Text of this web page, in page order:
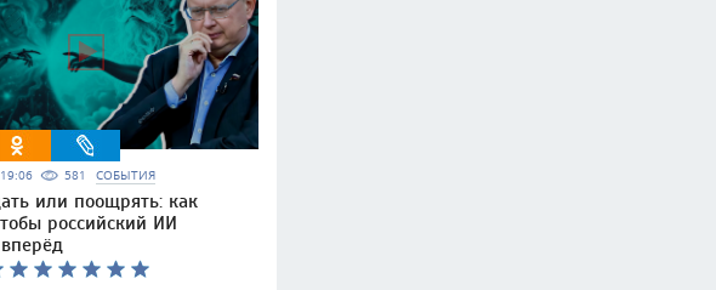
581 СОБЫТИЯ
или поощрять: как
российский ИИ